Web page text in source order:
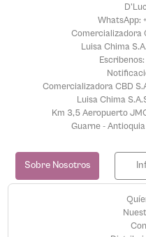
WhatsApp:
Comercializadora
Luisa Chima
Comercializadora CBD
Luisa Chima
Km 3,5 Aeropuerto
Guarne -
Sobre Nosotros